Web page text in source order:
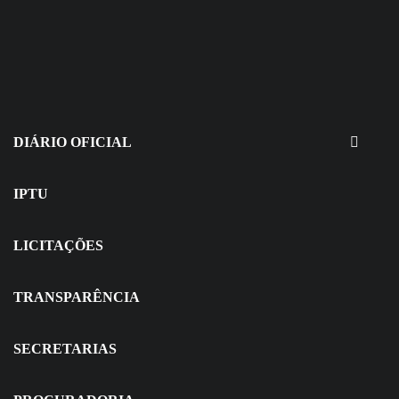
Seletivo
DIÁRIO OFICIAL
IPTU
LICITAÇÕES
TRANSPARÊNCIA
SECRETARIAS